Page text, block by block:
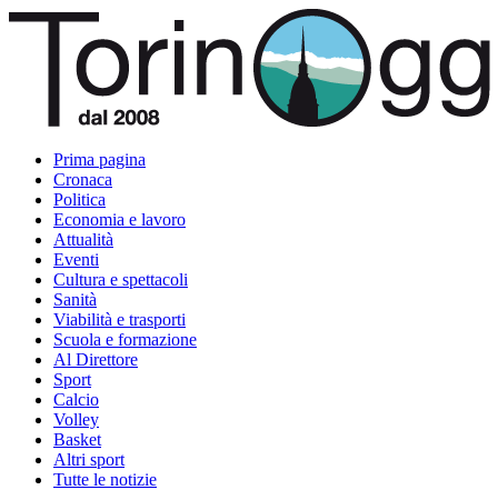
Prima pagina
Cronaca
Politica
Economia e lavoro
Attualità
Eventi
Cultura e spettacoli
Sanità
Viabilità e trasporti
Scuola e formazione
Al Direttore
Sport
Calcio
Volley
Basket
Altri sport
Tutte le notizie